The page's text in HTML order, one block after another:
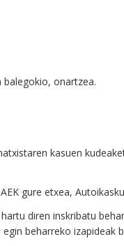
onartzea.
kasuen
gure etxea,
diren inskribatu
beharreko izapideak